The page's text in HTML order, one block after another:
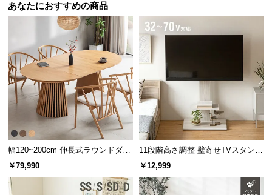
あなたにおすすめの商品
幅120~200cm 伸長式ラウンドダイ
ニングテーブル 6人掛け 天然木突
￥79,990
11段階高さ調整 壁寄せTVスタンド
キャスター付き 上下左右角度調節
￥12,999